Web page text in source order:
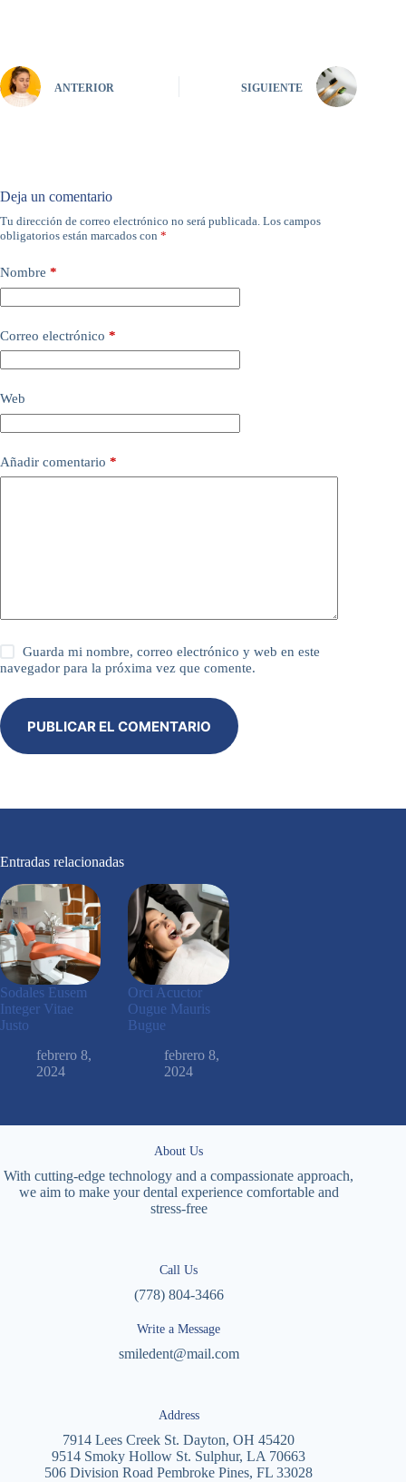
ANTERIOR SIGUIENTE
Deja un comentario
Tu dirección de correo electrónico no será publicada. Los campos
obligatorios están marcados con *
Nombre *
Correo electrónico *
Web
Añadir comentario *
Guarda mi nombre, correo electrónico y web en este
navegador para la próxima vez que comente.
PUBLICAR EL COMENTARIO
Entradas relacionadas
Sodales Eusem
Integer Vitae
Justo
febrero 8,
2024
Orci Acuctor
Ougue Mauris
Bugue
febrero 8,
2024
About Us
With cutting-edge technology and a compassionate approach,
we aim to make your dental experience comfortable and
stress-free
Call Us
(778) 804-3466
Write a Message
smiledent@mail.com
Address
7914 Lees Creek St. Dayton, OH 45420
9514 Smoky Hollow St. Sulphur, LA 70663
506 Division Road Pembroke Pines, FL 33028